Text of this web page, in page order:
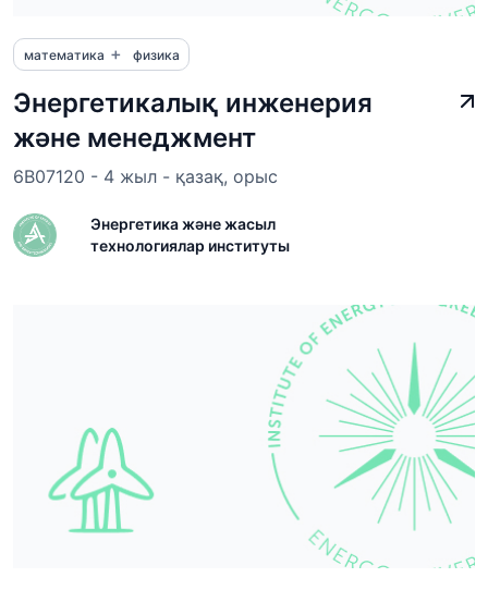
математика + физика
Энергетикалық инженерия
және менеджмент
6В07120 - 4 жыл - қазақ, орыс
Энергетика және жасыл
технологиялар институты